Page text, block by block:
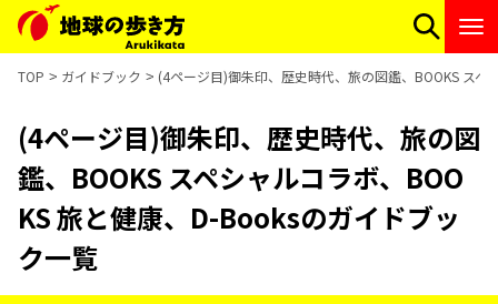
TOP ガイドブック (4ページ目)御朱印、歴史時代、旅の図鑑、BOOKS ス
(4ページ目)御朱印、歴史時代、旅の図
鑑、BOOKS スペシャルコラボ、BOO
KS 旅と健康、D-Booksのガイドブッ
ク一覧